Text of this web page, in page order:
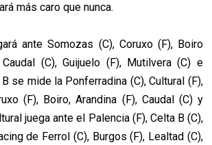
más caro que nunca.
ante Somozas (C), Coruxo (F), Boiro
(C), Guijuelo (F), Mutilvera (C) e
B se mide la Ponferradina (C), Cultural (F),
(F), Boiro, Arandina (F), Caudal (C) y
juega ante el Palencia (F), Celta B (C),
de Ferrol (C), Burgos (F), Lealtad (C),